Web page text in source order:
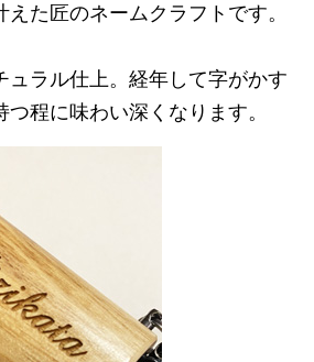
た匠のネームクラフトです。
ュラル仕上。経年して字がかす
程に味わい深くなります。